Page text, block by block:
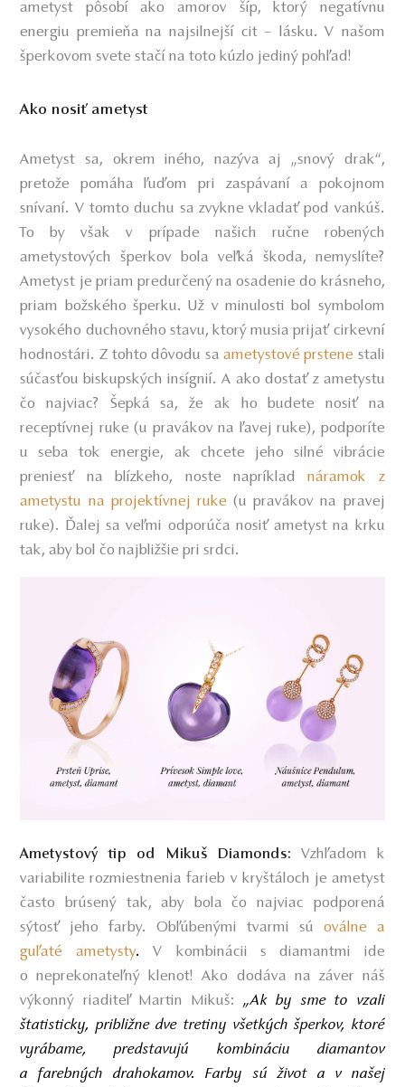
ametyst pôsobí ako amorov šíp, ktorý negatívnu
energiu premieňa na najsilnejší cit – lásku. V našom
šperkovom svete stačí na toto kúzlo jediný pohľad!
Ako nosiť ametyst
Ametyst sa, okrem iného, nazýva aj „snový drak“,
pretože pomáha ľuďom pri zaspávaní a pokojnom
snívaní. V tomto duchu sa zvykne vkladať pod vankúš.
To by však v prípade našich ručne robených
ametystových šperkov bola veľká škoda, nemyslíte?
Ametyst je priam predurčený na osadenie do krásneho,
priam božského šperku. Už v minulosti bol symbolom
vysokého duchovného stavu, ktorý musia prijať cirkevní
hodnostári. Z tohto dôvodu sa ametystové prstene stali
súčasťou biskupských insígnií. A ako dostať z ametystu
čo najviac? Šepká sa, že ak ho budete nosiť na
receptívnej ruke (u pravákov na ľavej ruke), podporíte
u seba tok energie, ak chcete jeho silné vibrácie
preniesť na blízkeho, noste napríklad
náramok z
ametystu na projektívnej ruke (u pravákov na pravej
ruke). Ďalej sa veľmi odporúča nosiť ametyst na krku
tak, aby bol čo najbližšie pri srdci.
Ametystový tip od Mikuš Diamonds:
Vzhľadom k
variabilite rozmiestnenia farieb v kryštáloch je ametyst
často brúsený tak, aby bola čo najviac podporená
sýtosť jeho farby. Obľúbenými tvarmi sú oválne a
guľaté ametysty.V kombinácii s diamantmi ide
o neprekonateľný klenot! Ako dodáva na záver náš
výkonný riaditeľ Martin Mikuš:
„Ak by sme to vzali
štatisticky, približne dve tretiny všetkých šperkov, ktoré
vyrábame, predstavujú kombináciu diamantov
a farebných drahokamov. Farby sú život a v našej